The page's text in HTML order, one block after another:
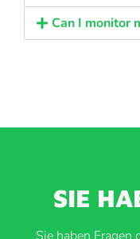
Can I monitor
SIE